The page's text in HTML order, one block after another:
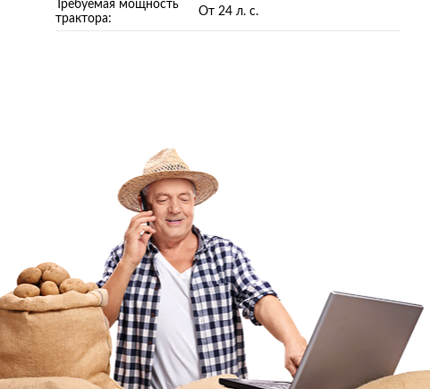
Требуемая мощность
трактора:
От 24 л. с.